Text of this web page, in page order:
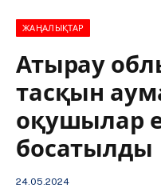
ЖАҢАЛЫҚТАР
Атырау
тасқын
оқушылар
босатылды
24.05.2024